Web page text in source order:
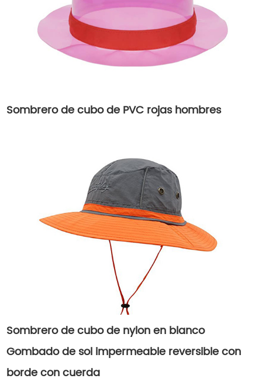
Sombrero de cubo de PVC rojas hombres
Sombrero de cubo de nylon en blanco
Gombado de sol impermeable reversible con
borde con cuerda